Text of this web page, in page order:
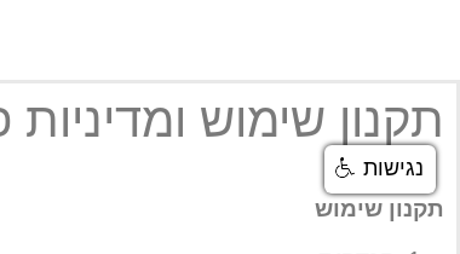
תקנון שימוש ומדיניות
תקנון שימוש
נגישות